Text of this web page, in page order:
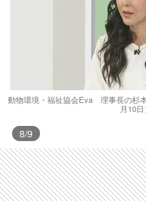
動物環境・福祉協会Eva 理事長の杉
月10日
8/9